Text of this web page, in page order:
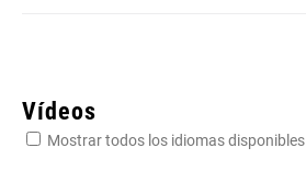
Vídeos
Mostrar todos los idiomas disponibles